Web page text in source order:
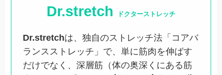
Dr.stretch ドクターストレッチ
Dr.stretchは、独自のストレッチ法「コアバ
ランスストレッチ」で、単に筋肉を伸ばす
だけでなく、深層筋（体の奥深くにある筋